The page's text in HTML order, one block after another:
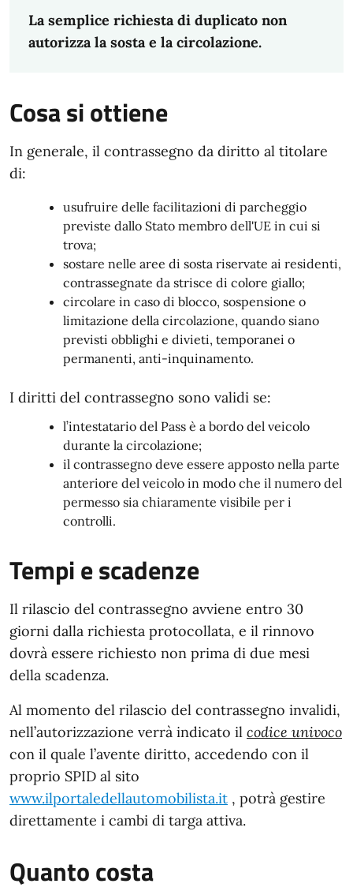
La semplice richiesta di duplicato non
autorizza la sosta e la circolazione.
Cosa si ottiene
In generale, il contrassegno da diritto al titolare
di:
usufruire delle facilitazioni di parcheggio
previste dallo Stato membro dell'UE in cui si
trova;
sostare nelle aree di sosta riservate ai residenti,
contrassegnate da strisce di colore giallo;
circolare in caso di blocco, sospensione o
limitazione della circolazione, quando siano
previsti obblighi e divieti, temporanei o
permanenti, anti-inquinamento.
I diritti del contrassegno sono validi se:
l’intestatario del Pass è a bordo del veicolo
durante la circolazione;
il contrassegno deve essere apposto nella parte
anteriore del veicolo in modo che il numero del
permesso sia chiaramente visibile per i
controlli.
Tempi e scadenze
Il rilascio del contrassegno avviene entro 30
giorni dalla richiesta protocollata, e il rinnovo
dovrà essere richiesto non prima di due mesi
della scadenza.
Al momento del rilascio del contrassegno invalidi,
nell’autorizzazione verrà indicato il codice univoco
con il quale l’avente diritto, accedendo con il
proprio SPID al sito
www.ilportaledellautomobilista.it , potrà gestire
direttamente i cambi di targa attiva.
Quanto costa